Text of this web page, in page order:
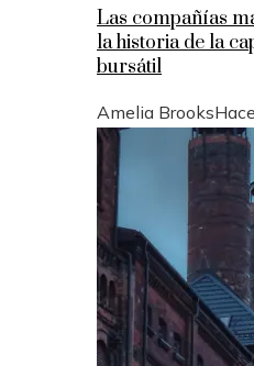
Las compañías
la historia de la
bursátil
Amelia Brooks